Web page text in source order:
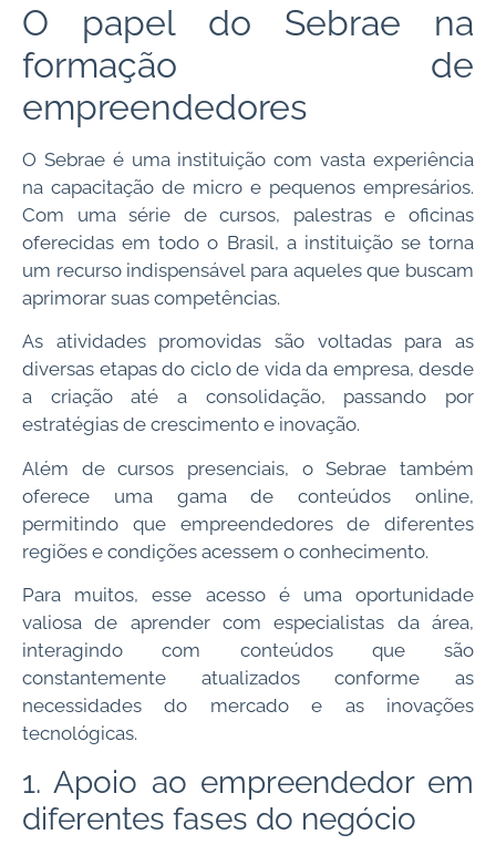
O papel do Sebrae na
formação de
empreendedores
O Sebrae é uma instituição com vasta experiência
na capacitação de micro e pequenos empresários.
Com uma série de cursos, palestras e oficinas
oferecidas em todo o Brasil, a instituição se torna
um recurso indispensável para aqueles que buscam
aprimorar suas competências.
As atividades promovidas são voltadas para as
diversas etapas do ciclo de vida da empresa, desde
a criação até a consolidação, passando por
estratégias de crescimento e inovação.
Além de cursos presenciais, o Sebrae também
oferece uma gama de conteúdos online,
permitindo que empreendedores de diferentes
regiões e condições acessem o conhecimento.
Para muitos, esse acesso é uma oportunidade
valiosa de aprender com especialistas da área,
interagindo com conteúdos que são
constantemente atualizados conforme as
necessidades do mercado e as inovações
tecnológicas.
1. Apoio ao empreendedor em
diferentes fases do negócio